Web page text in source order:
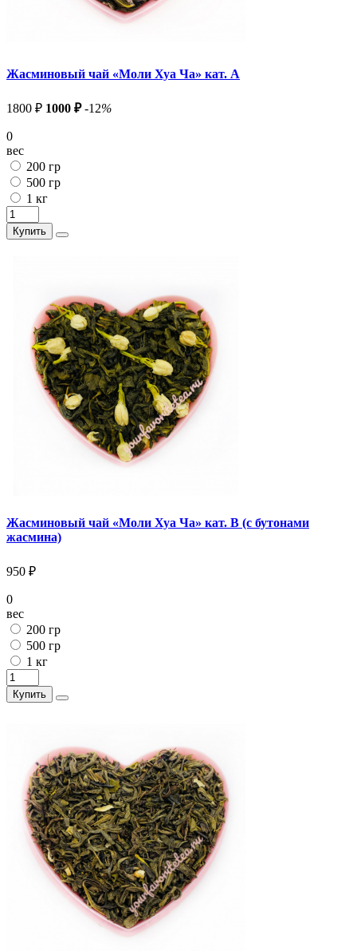
Жасминовый чай «Моли Хуа Ча» кат. А
1800 ₽ 1000 ₽ -12%
0
вес
200 гр
500 гр
1 кг
Купить
Жасминовый чай «Моли Хуа Ча» кат. В (с бутонами
жасмина)
950 ₽
0
вес
200 гр
500 гр
1 кг
Купить